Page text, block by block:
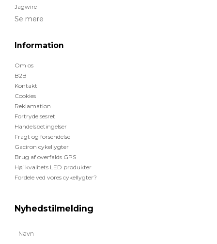
Jagwire
Se mere
Information
Om os
B2B
Kontakt
Cookies
Reklamation
Fortrydelsesret
Handelsbetingelser
Fragt og forsendelse
Gaciron cykellygter
Brug af overfalds GPS
Høj kvalitets LED produkter
Fordele ved vores cykellygter?
Nyhedstilmelding